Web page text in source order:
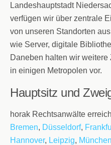
Landeshauptstadt
verfügen wir über zentrale
von unseren Standorten
wie Server, digitale
Daneben halten wir
in einigen Metropolen vor.
Hauptsitz und
horak Rechtsanwälte
Bremen, Düsseldorf,
Hannover, Leipzig, München